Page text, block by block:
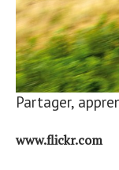
Partager,
www.flickr.com